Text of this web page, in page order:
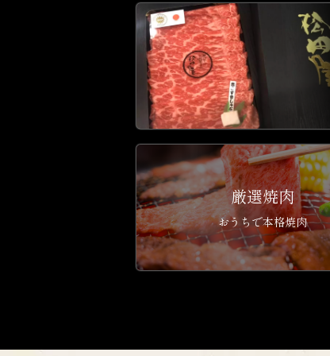
厳選焼肉
おうちで本格焼肉